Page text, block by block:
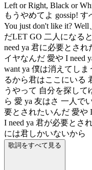
Left or Right, Black or
もうやめてよ gossip! す
You just don't like it?
だLET GO 二人になる
need ya 君に必要とさ
イヤなんだ 愛や I need
want ya 僕は消えてし
るから君はここにいる
うやって 自分を探して
ら 愛 ya 友はさ 一人で
要とされたいんだ 愛や
I need ya 君が必要とさ
には君しかいないから
歌詞をすべて見る